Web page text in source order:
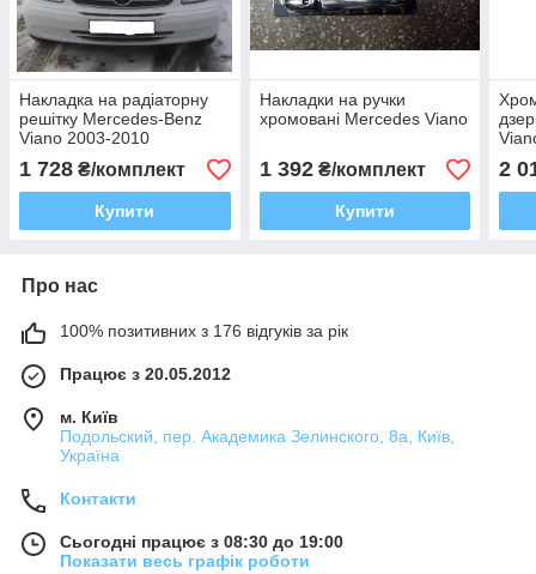
Накладка на радіаторну
решітку Mercedes-Benz
Viano 2003-2010
1 728 ₴/комплект
Купити
Накладки на ручки
хромовані Mercedes Viano
1 392₴/комплект
Купити
2
Про нас
100% позитивних з 176 відгуків за рік
Працює з 20.05.2012
м. Київ
Подольский, пер. Академика Зелинского, 8а, Київ,
Україна
Контакти
Сьогодні працює з 08:30 до 19:00
Показати весь графік роботи